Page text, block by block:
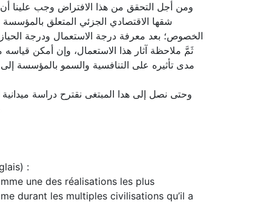
ومن أجل التحقق من هذا الافتراض وجب علينا
شقها الاقتصادي الجزئي المتعلق
الخصوص؛ بعد معرفة درجة الاستعمال ودرجة
ثَمَّ ملاحظة آثار هذا الاستعمال، وإن أمكن
مدى تأثيره على التنافسية والسمو بالمؤسسة
وحتى نصل إلى هدا المبتغى نقترح دراسة
:
une des réalisations les plus
durant les multiples civilisations qu’il a